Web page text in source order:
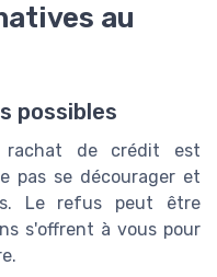
au
possibles
rachat de crédit est
pas se décourager et
Le refus peut être
s'offrent à vous pour